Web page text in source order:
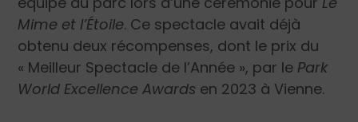
Mime et l’Étoile. Ce spectacle avait déjà
obtenu deux récompenses, dont le prix du
« Meilleur Spectacle de l’Année », par le Park
World Excellence Awards en 2023 à Vienne.